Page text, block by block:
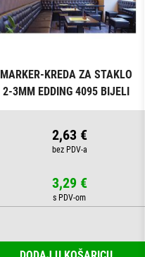
MARKER-KREDA ZA STAKLO
2-3MM EDDING 4095 BIJELI
2,63 €
3,29 €